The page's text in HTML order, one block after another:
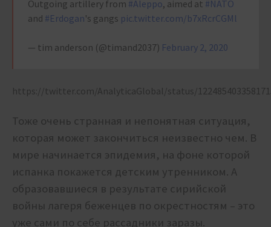
Outgoing artillery from #Aleppo, aimed at #NATO
and #Erdogan's gangs pic.twitter.com/b7xRcrCGMl
— tim anderson (@timand2037) February 2, 2020
https://twitter.com/AnalyticaGlobal/status/
Тоже очень странная и непонятная ситуация,
которая может закончиться неизвестно чем. В
мире начинается эпидемия, на фоне которой
испанка покажется детским утренником. А
образовавшиеся в результате сирийской
войны лагеря беженцев по окрестностям – это
уже сами по себе рассадники заразы.